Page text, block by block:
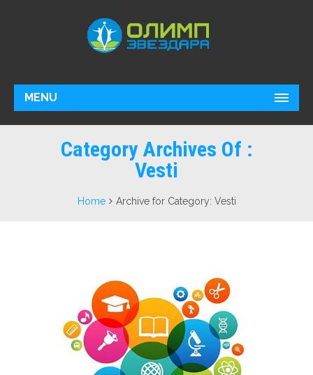
MENU
Category Archives Of :
Vesti
Home Archive for Category: Vesti